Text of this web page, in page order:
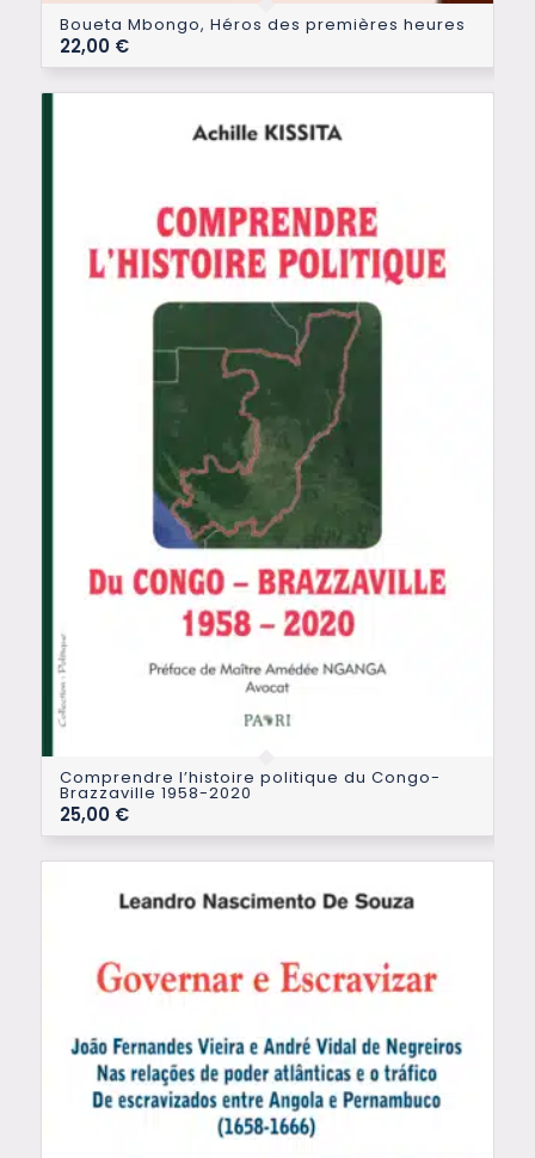
Boueta Mbongo, Héros des premières heures
22,00 €
Comprendre l’histoire politique du Congo-
Brazzaville 1958-2020
25,00 €